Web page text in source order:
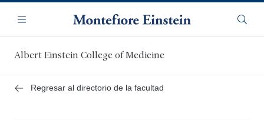
contenido
principal
Navegación
Menú
Albert Einstein College of Medicine
Regresar al directorio de la facultad